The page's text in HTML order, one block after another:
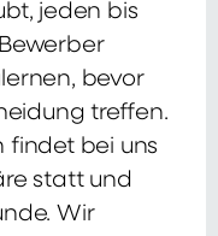
jeden bis
bevor
treffen.
findet bei uns
statt und
Wir